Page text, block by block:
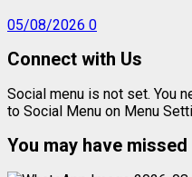
05/08/2026 0
Connect with Us
Social menu is not set. You
to Social Menu on Menu
You may have missed